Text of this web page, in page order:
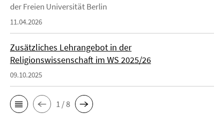
der Freien Universität Berlin
11.04.2026
Zusätzliches Lehrangebot in der
Religionswissenschaft im WS 2025/26
09.10.2025
1 / 8